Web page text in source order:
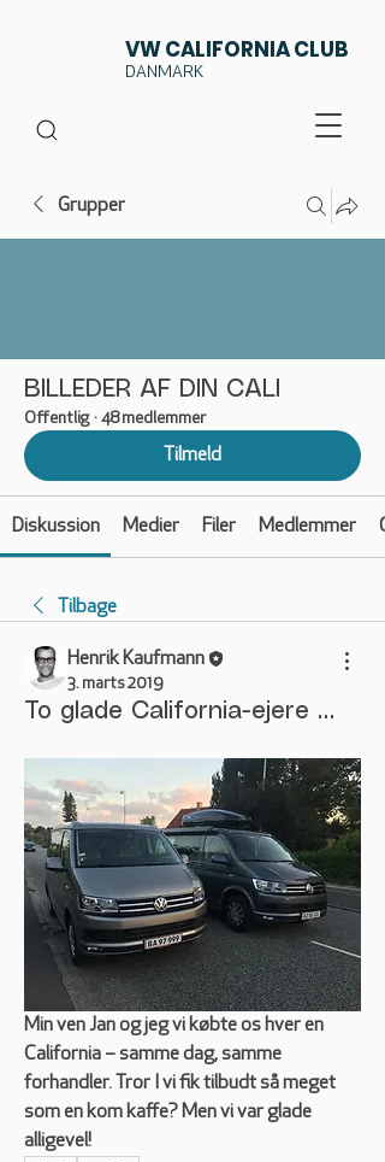
VW CALIFORNIA CLUB
DANMARK
Grupper
BILLEDER AF DIN CALI
Offentlig · 48 medlemmer
Tilmeld
Diskussion Medier Filer Medlemmer
Tilbage
Henrik Kaufmann
3. marts 2019
To glade California-ejere …
Min ven Jan og jeg vi købte os hver en
California – samme dag, samme
forhandler. Tror I vi fik tilbudt så meget
som en kom kaffe? Men vi var glade
alligevel!